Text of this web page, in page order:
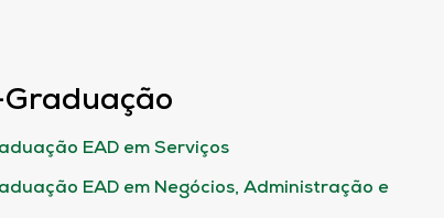
Graduação
EAD em Serviços
EAD em Negócios, Administração e